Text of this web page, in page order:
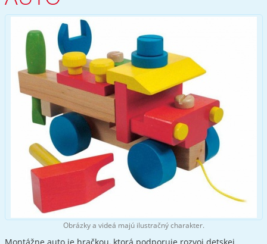
Obrázky a videá majú ilustračný charakter.
Montážne auto je hračkou, ktorá podporuje rozvoj detskej